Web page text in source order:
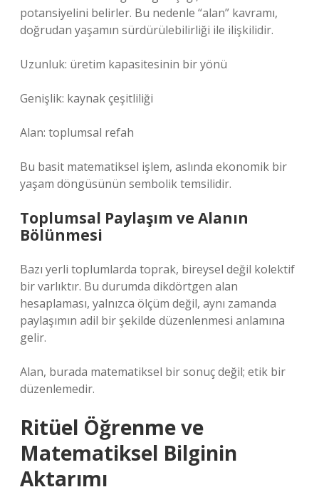
potansiyelini belirler. Bu nedenle “alan” kavramı,
doğrudan yaşamın sürdürülebilirliği ile ilişkilidir.
Uzunluk: üretim kapasitesinin bir yönü
Genişlik: kaynak çeşitliliği
Alan: toplumsal refah
Bu basit matematiksel işlem, aslında ekonomik bir
yaşam döngüsünün sembolik temsilidir.
Toplumsal Paylaşım ve Alanın
Bölünmesi
Bazı yerli toplumlarda toprak, bireysel değil kolektif
bir varlıktır. Bu durumda dikdörtgen alan
hesaplaması, yalnızca ölçüm değil, aynı zamanda
paylaşımın adil bir şekilde düzenlenmesi anlamına
gelir.
Alan, burada matematiksel bir sonuç değil; etik bir
düzenlemedir.
Ritüel Öğrenme ve
Matematiksel Bilginin
Aktarımı